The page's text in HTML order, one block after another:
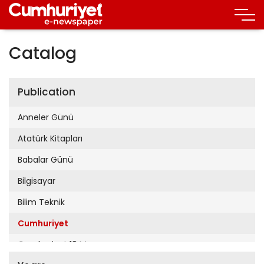
Catalog
Publication
Anneler Günü
Atatürk Kitapları
Babalar Günü
Bilgisayar
Bilim Teknik
Cumhuriyet
Cumhuriyet 19 Mayıs